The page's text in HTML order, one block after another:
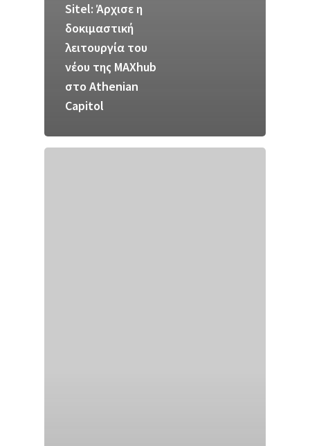
Sitel: Άρχισε η
δοκιμαστική
λειτουργία του
νέου της MAXhub
στο Athenian
Capitol